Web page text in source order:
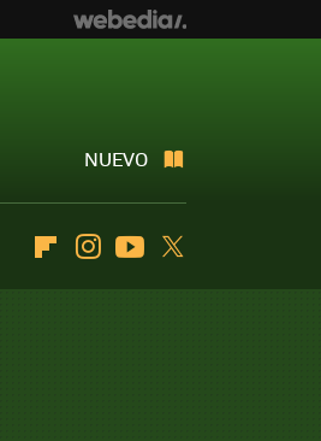
NUEVO
FlipboardInstagramYoutube